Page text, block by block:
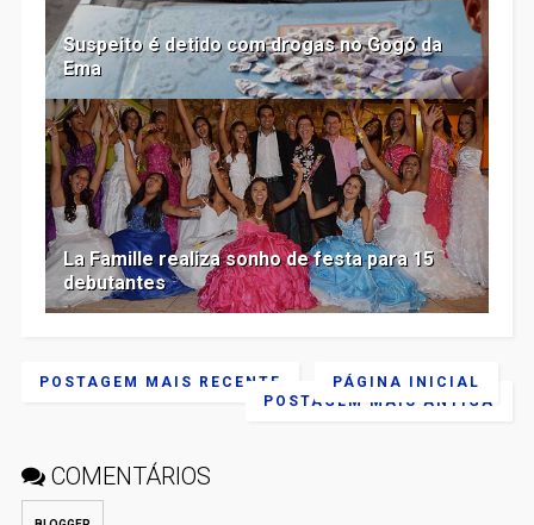
Suspeito é detido com drogas no Gogó da
Ema
La Famille realiza sonho de festa para 15
debutantes
POSTAGEM MAIS RECENTE
POSTAGEM MAIS ANTIGA
PÁGINA INICIAL
COMENTÁRIOS